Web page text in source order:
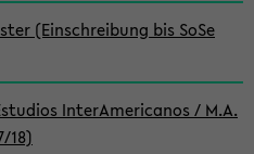
(Einschreibung bis SoSe
InterAmericanos / M.A.
18)